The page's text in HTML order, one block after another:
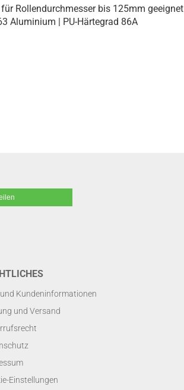
Rollendurchmesser bis 125mm geeignet
Aluminium | PU-Härtegrad 86A
Kundeninformationen
und Versand
Einstellungen